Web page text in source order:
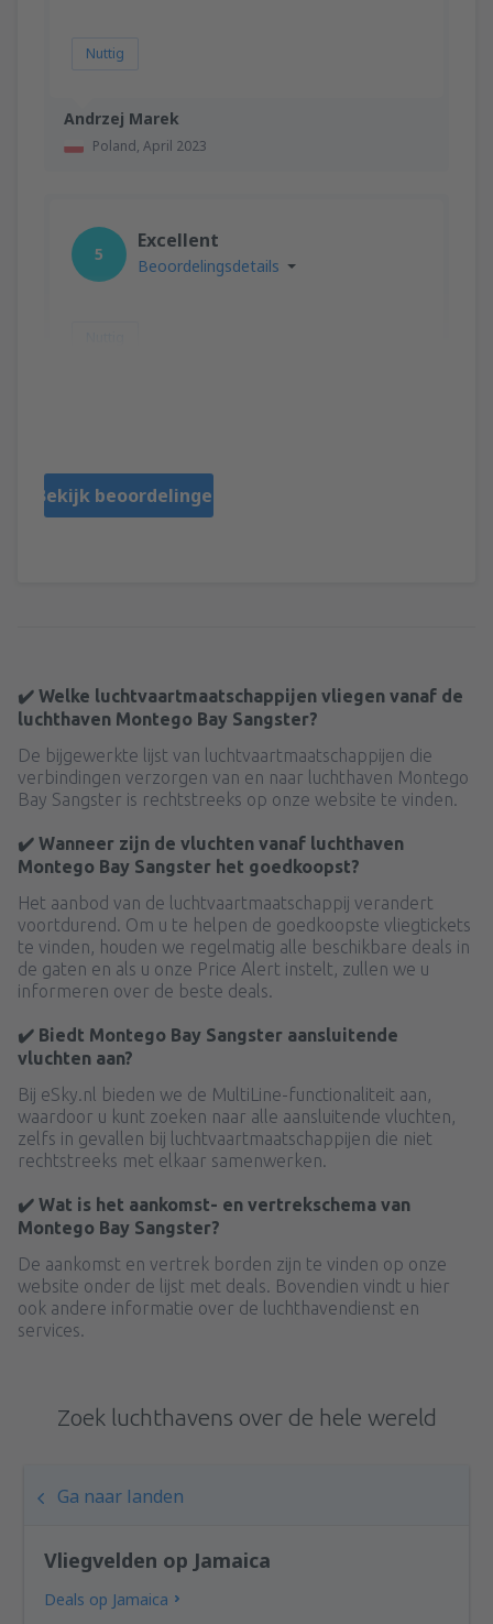
Andrzej Marek
Poland, April 2023
Nuttig
5
Excellent
Beoordelingsdetails
Bekijk beoordelingen
✔️ Welke luchtvaartmaatschappijen vliegen vanaf de
luchthaven Montego Bay Sangster?
De bijgewerkte lijst van luchtvaartmaatschappijen die
verbindingen verzorgen van en naar luchthaven Montego
Bay Sangster is rechtstreeks op onze website te vinden.
✔️ Wanneer zijn de vluchten vanaf luchthaven
Montego Bay Sangster het goedkoopst?
Het aanbod van de luchtvaartmaatschappij verandert
voortdurend. Om u te helpen de goedkoopste vliegtickets
te vinden, houden we regelmatig alle beschikbare deals in
de gaten en als u onze Price Alert instelt, zullen we u
informeren over de beste deals.
✔️ Biedt Montego Bay Sangster aansluitende
vluchten aan?
Bij eSky.nl bieden we de MultiLine-functionaliteit aan,
waardoor u kunt zoeken naar alle aansluitende vluchten,
zelfs in gevallen bij luchtvaartmaatschappijen die niet
rechtstreeks met elkaar samenwerken.
✔️ Wat is het aankomst- en vertrekschema van
Montego Bay Sangster?
De aankomst en vertrek borden zijn te vinden op onze
website onder de lijst met deals. Bovendien vindt u hier
ook andere informatie over de luchthavendienst en
services.
Zoek luchthavens over de hele wereld
Ga naar landen
Vliegvelden op Jamaica
Deals op Jamaica